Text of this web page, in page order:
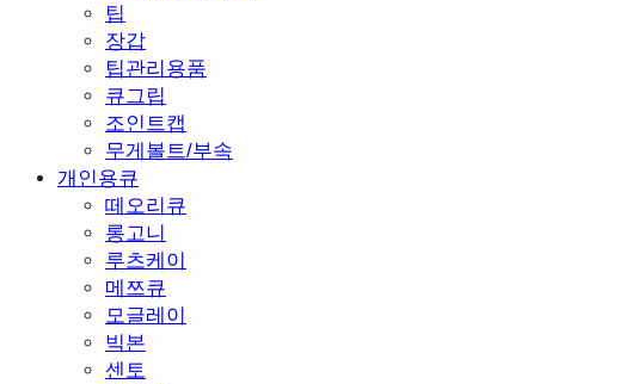
팁
장갑
팁관리용품
큐그립
조인트캡
무게볼트/부속
개인용큐
떼오리큐
롱고니
루츠케이
메쯔큐
모글레이
빅본
센토